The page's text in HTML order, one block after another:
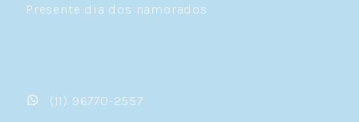
Presente dia dos namorados
(11) 96770-2557